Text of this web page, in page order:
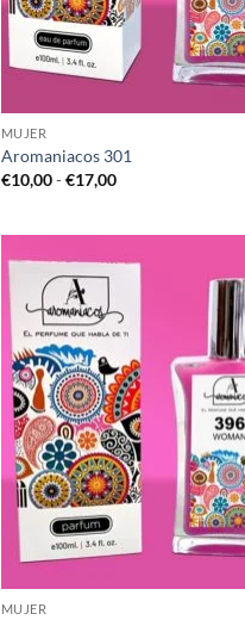
MUJER
Aromaniacos 301
€10,00-€17,00Rango
hasta
MUJER